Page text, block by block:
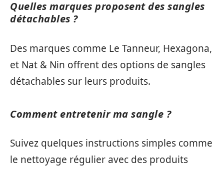
Quelles marques proposent des sangles
détachables ?
Des marques comme Le Tanneur, Hexagona,
et Nat & Nin offrent des options de sangles
détachables sur leurs produits.
Comment entretenir ma sangle ?
Suivez quelques instructions simples comme
le nettoyage régulier avec des produits